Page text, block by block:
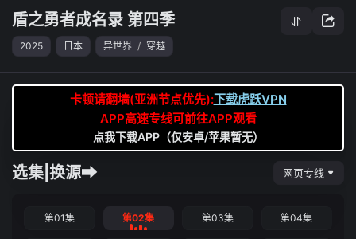
盾之勇者成名录 第四季
2025 日本 异世界 / 穿越
卡顿请翻墙(亚洲节点优先):下载虎跃VPN
APP高速专线可前往APP观看
点我下载APP（仅安卓/苹果暂无）
选集|换源➡ 网页专线
第01集 第02集 第03集 第04集